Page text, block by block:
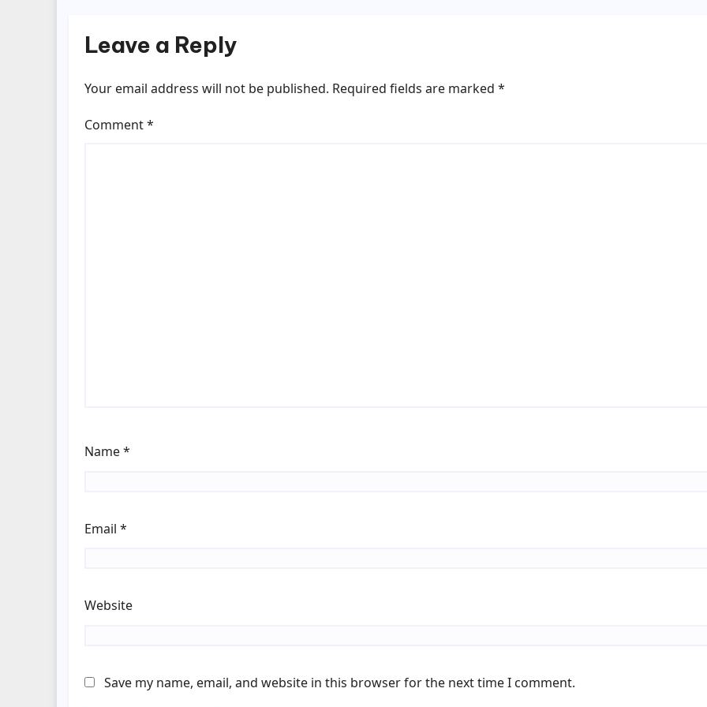
Leave a Reply
Your email address will not be published. Required fields are marked *
Comment*
Name*
Email *
Website
Save my name, email, and website in this browser for the next time I comment.